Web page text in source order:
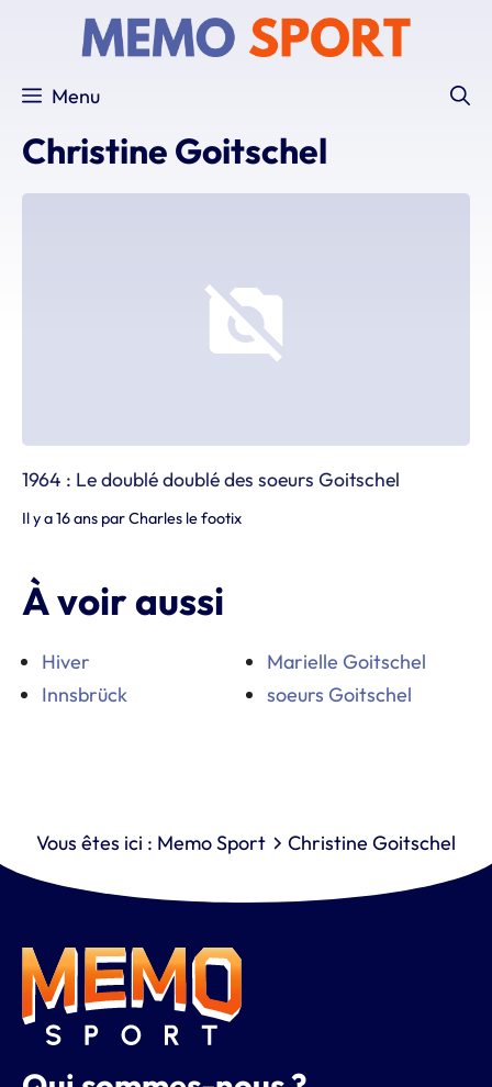
Menu
Christine Goitschel
1964 : Le doublé doublé des soeurs Goitschel
Il y a 16 ans parCharles le footix
À voir aussi
Hiver
Innsbrück
Marielle Goitschel
soeurs Goitschel
Vous êtes ici : Memo Sport Christine Goitschel